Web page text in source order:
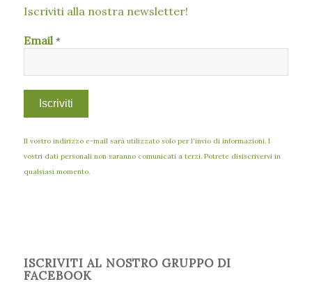
Iscriviti alla nostra newsletter!
Email *
Il vostro indirizzo e-mail sarà utilizzato solo per l'invio di informazioni. I
vostri dati personali non saranno comunicati a terzi. Potrete disiscrivervi in
qualsiasi momento.
ISCRIVITI AL NOSTRO GRUPPO DI
FACEBOOK